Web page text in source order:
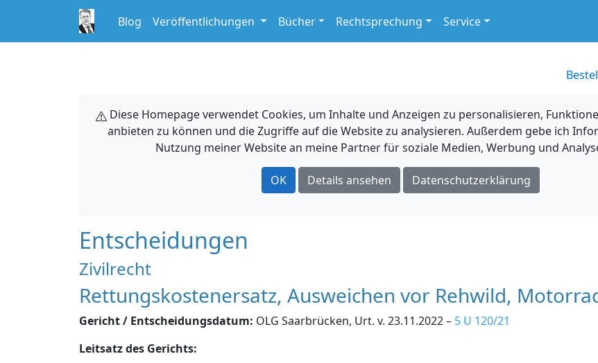
Blog Veröffentlichungen Bücher Rechtsprechung Service
Diese Homepage verwendet Cookies, um Inhalte und Anzeigen zu personalisieren,
anbieten zu können und die Zugriffe auf die Website zu analysieren. Außerdem gebe ich
Nutzung meiner Website an meine Partner für soziale Medien, Werbung und
OK Details ansehen Datenschutzerklärung
Entscheidungen
Zivilrecht
Rettungskostenersatz, Ausweichen vor Rehwild,
Gericht / Entscheidungsdatum: OLG Saarbrücken, Urt. v. 23.11.2022 – 5 U 120/21
Leitsatz des Gerichts: